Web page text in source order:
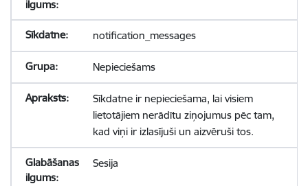
notification_messages
Nepieciešams
Sīkdatne ir nepieciešama, lai visiem
lietotājiem nerādītu ziņojumus pēc tam,
kad viņi ir izlasījuši un aizvēruši tos.
Sesija